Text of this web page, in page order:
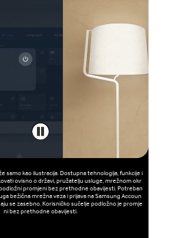
samo kao ilustracija. Dostupna tehnologija, funkcije i
ovisno o državi, pružatelju usluge, mrežnom okr
promjeni bez prethodne obavijesti. Potreban
bežična mrežna veza i prijava na Samsung Accoun
se zasebno. Korisničko sučelje podložno je promje
ni bez prethodne obavijesti.